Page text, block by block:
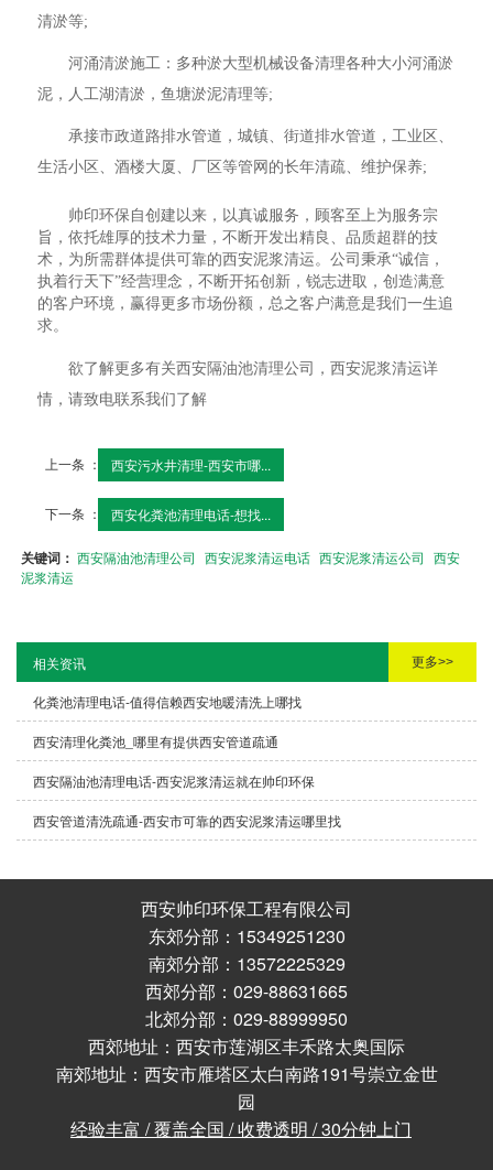
清淤等;
河涌清淤施工：多种淤大型机械设备清理各种大小河涌淤
泥，人工湖清淤，鱼塘淤泥清理等;
承接市政道路排水管道，城镇、街道排水管道，工业区、
生活小区、酒楼大厦、厂区等管网的长年清疏、维护保养;
帅印环保自创建以来，以真诚服务，顾客至上为服务宗
旨，依托雄厚的技术力量，不断开发出精良、品质超群的技
术，为所需群体提供可靠的西安泥浆清运。公司秉承“诚信，
执着行天下”经营理念，不断开拓创新，锐志进取，创造满意
的客户环境，赢得更多市场份额，总之客户满意是我们一生追
求。
欲了解更多有关西安隔油池清理公司，西安泥浆清运详
情，请致电联系我们了解
上一条 ： 西安污水井清理-西安市哪...
下一条 ： 西安化粪池清理电话-想找...
关键词：西安隔油池清理公司 西安泥浆清运电话 西安泥浆清运公司
西安
泥浆清运
相关资讯 更多>>
化粪池清理电话-值得信赖西安地暖清洗上哪找
西安清理化粪池_哪里有提供西安管道疏通
西安隔油池清理电话-西安泥浆清运就在帅印环保
西安管道清洗疏通-西安市可靠的西安泥浆清运哪里找
西安帅印环保工程有限公司
东郊分部：15349251230
南郊分部：13572225329
西郊分部：029-88631665
北郊分部：029-88999950
西郊地址：西安市莲湖区丰禾路太奥国际
南郊地址：西安市雁塔区太白南路191号崇立金世
园
经验丰富 / 覆盖全国 / 收费透明 / 30分钟上门